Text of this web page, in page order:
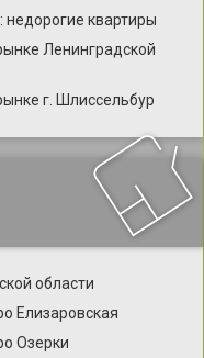
недорогие квартиры
Ленинградской
г. Шлиссельбур
области
Елизаровская
Озерки